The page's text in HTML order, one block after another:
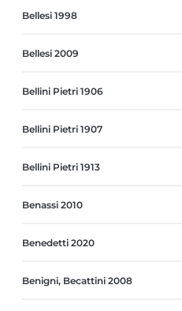
Bellesi 1998
Bellesi 2009
Bellini Pietri 1906
Bellini Pietri 1907
Bellini Pietri 1913
Benassi 2010
Benedetti 2020
Benigni, Becattini 2008